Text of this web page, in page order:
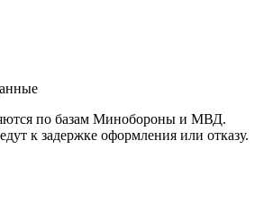
по базам Минобороны и МВД.
к задержке оформления или отказу.